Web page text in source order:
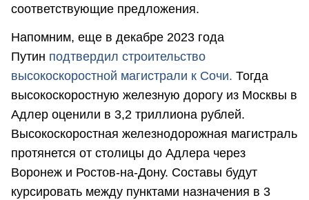
соответствующие предложения.
Напомним, еще в декабре 2023 года
Путин подтвердил строительство
высокоскоростной магистрали к Сочи. Тогда
высокоскоростную железную дорогу из Москвы в
Адлер оценили в 3,2 триллиона рублей.
Высокоскоростная железнодорожная магистраль
протянется от столицы до Адлера через
Воронеж и Ростов-на-Дону. Составы будут
курсировать между пунктами назначения в 3